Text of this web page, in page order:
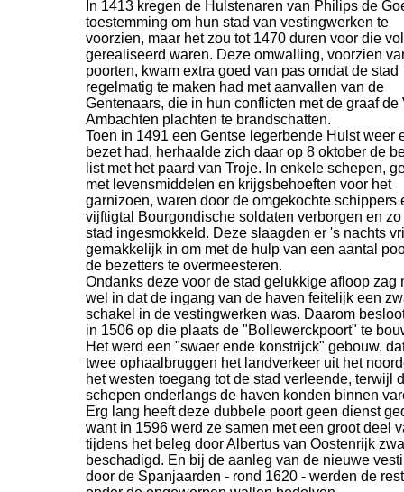
In 1413 kregen de Hulstenaren van Philips de
toestemming om hun stad van vestingwerken te
voorzien, maar het zou tot 1470 duren voor die
gerealiseerd waren. Deze omwalling, voorzien
poorten, kwam extra goed van pas omdat de stad
regelmatig te maken had met aanvallen van de
Gentenaars, die in hun conflicten met de graaf de
Ambachten plachten te brandschatten.
Toen in 1491 een Gentse legerbende Hulst weer
bezet had, herhaalde zich daar op 8 oktober de
list met het paard van Troje. In enkele schepen,
met levensmiddelen en krijgsbehoeften voor het
garnizoen, waren door de omgekochte schippers
vijftigtal Bourgondische soldaten verborgen en zo
stad ingesmokkeld. Deze slaagden er 's nachts
gemakkelijk in om met de hulp van een aantal
de bezetters te overmeesteren.
Ondanks deze voor de stad gelukkige afloop zag
wel in dat de ingang van de haven feitelijk een
schakel in de vestingwerken was. Daarom
in 1506 op die plaats de "Bollewerckpoort" te
Het werd een "swaer ende konstrijck" gebouw,
twee ophaalbruggen het landverkeer uit het
het westen toegang tot de stad verleende, terwijl
schepen onderlangs de haven konden binnen
Erg lang heeft deze dubbele poort geen dienst
want in 1596 werd ze samen met een groot deel
tijdens het beleg door Albertus van Oostenrijk
beschadigd. En bij de aanleg van de nieuwe
door de Spanjaarden - rond 1620 - werden de